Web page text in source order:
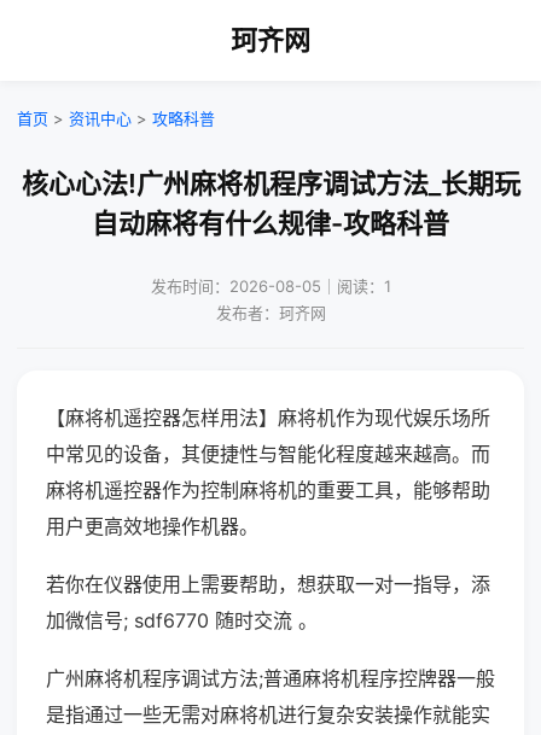
珂齐网
首页 > 资讯中心 > 攻略科普
核心心法!广州麻将机程序调试方法_长期玩
自动麻将有什么规律-攻略科普
发布时间：2026-08-05｜阅读：1
发布者：珂齐网
【麻将机遥控器怎样用法】麻将机作为现代娱乐场所
中常见的设备，其便捷性与智能化程度越来越高。而
麻将机遥控器作为控制麻将机的重要工具，能够帮助
用户更高效地操作机器。
若你在仪器使用上需要帮助，想获取一对一指导，添
加微信号; sdf6770 随时交流 。
广州麻将机程序调试方法;普通麻将机程序控牌器一般
是指通过一些无需对麻将机进行复杂安装操作就能实